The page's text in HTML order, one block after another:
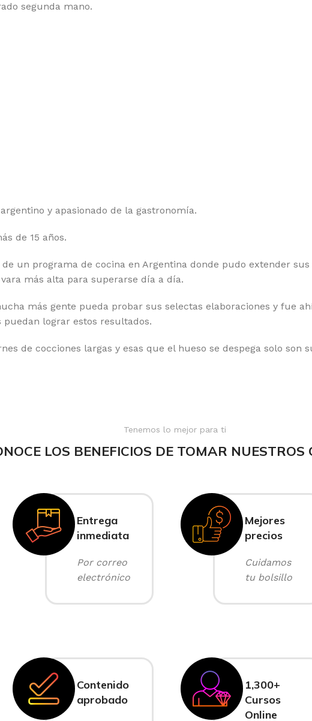
segunda mano.
y apasionado de la gastronomía.
de 15 años.
un programa de cocina en Argentina donde pudo extender
más alta para superarse día a día.
más gente pueda probar sus selectas elaboraciones y fue
lograr estos resultados.
de cocciones largas y esas que el hueso se despega solo son
Tenemos lo mejor para ti
LOS BENEFICIOS DE TOMAR NUESTROS
Entrega
inmediata
Por correo
electrónico
Mejores
precios
Cuidamos
tu bolsillo
Contenido
aprobado
1,300+
Cursos
Online